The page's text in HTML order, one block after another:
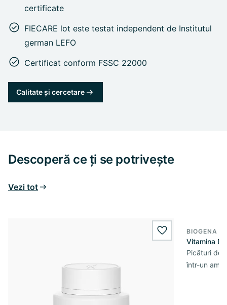
certificate
FIECARE lot este testat independent de Institutul
german LEFO
Certificat conform FSSC 22000
Calitate și cercetare
Descoperă ce ți se potrivește
Vezi tot
wishlist.add
BIOGENA
Vitamina
Picături de
într-un